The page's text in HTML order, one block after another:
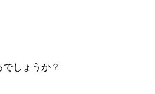
しょうか？